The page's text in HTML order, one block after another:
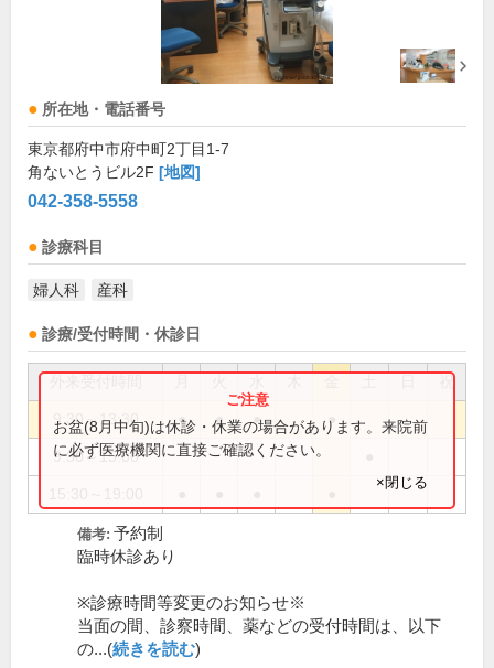
所在地・電話番号
東京都府中市府中町2丁目1-7
角ないとうビル2F [地図]
042-358-5558
診療科目
婦人科 産科
診療/受付時間・休診日
祝
9:30～13:30 ● ● ● ●
9:30～15:00
お盆(8月中旬)は休診・休業の場合があります。来院前
に必ず医療機関に直接ご確認ください。
×閉じる
備考: 予約制
臨時休診あり
※診療時間等変更のお知らせ※
当面の間、診察時間、薬などの受付時間は、以下
の...(続きを読む)